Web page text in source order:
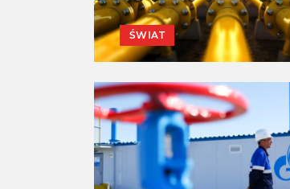
ŚWIAT